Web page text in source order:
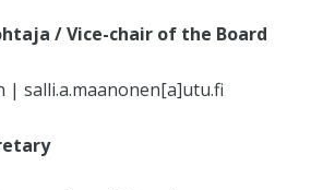
/ Vice-chair of the Board
| salli.a.maanonen[a]utu.fi